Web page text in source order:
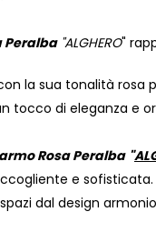
Peralba"ALGHERO"
la sua tonalità rosa
tocco di eleganza e
Rosa Peralba "
e
dal design